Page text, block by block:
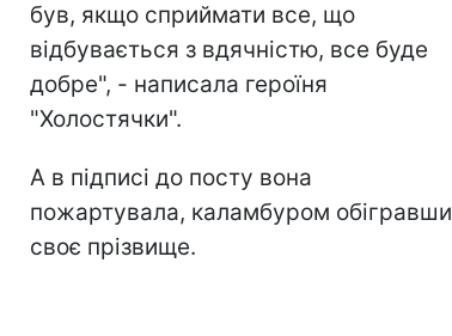
був, якщо сприймати все, що
відбувається з вдячністю, все буде
добре", - написала героїня
"Холостячки".
А в підписі до посту вона
пожартувала, каламбуром обігравши
своє прізвище.